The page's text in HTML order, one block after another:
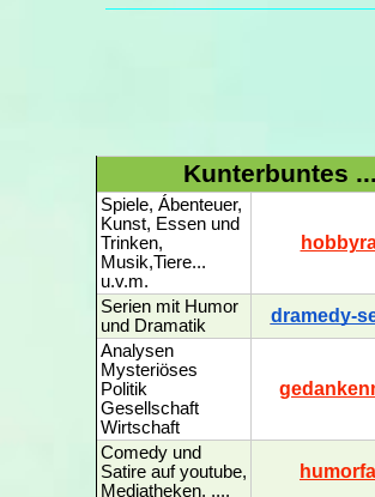
Kunterbuntes ...
Spiele, Ábenteuer,
Kunst, Essen und
Trinken,
Musik,Tiere...
u.v.m.
Serien mit Humor
und Dramatik
dramedy-
Analysen
Mysteriöses
Politik
Gesellschaft
Wirtschaft
Comedy und
Satire auf youtube,
Mediatheken, ....